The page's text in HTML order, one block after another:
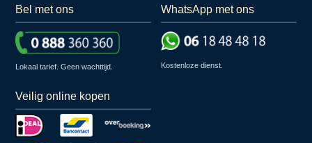
Bel met ons
Lokaal tarief. Geen wachttijd.
WhatsApp met ons
Kostenloze dienst.
Veilig online kopen